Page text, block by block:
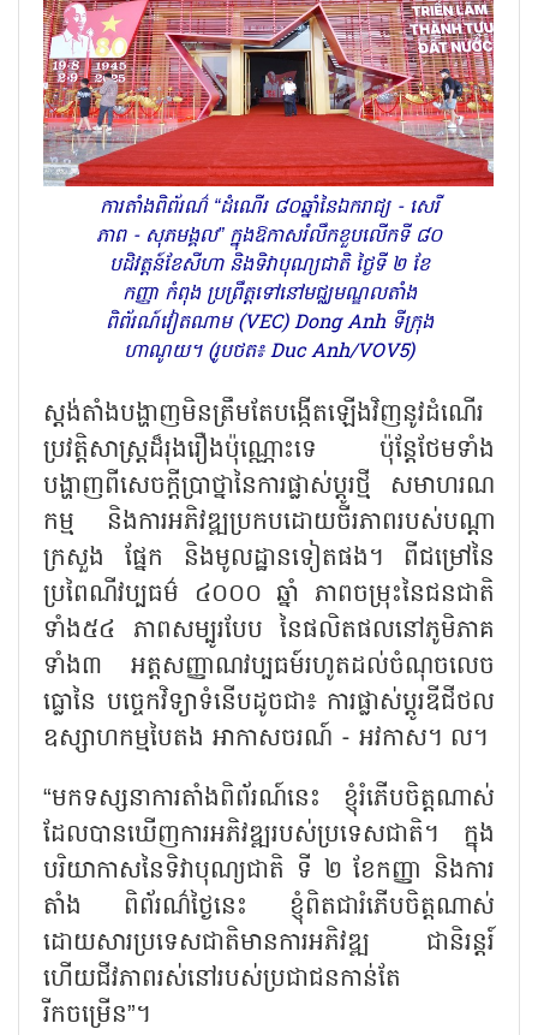
ការតាំងពិព័រណ៌ “ដំណើរ ៨០ឆ្នាំនៃឯករាជ្យ - សេរី
ភាព - សុភមង្គល” ក្នុងឱកាសរំលឹកខួបលើកទី ៨០
បដិវត្តន៍ខែសីហា និងទិវាបុណ្យជាតិ ថ្ងៃទី ២ ខែ
កញ្ញា កំពុង ប្រព្រឹត្តទៅនៅមជ្ឈមណ្ឌលតាំង
ពិព័រណ៍វៀតណាម (VEC) Dong Anh ទីក្រុង
ហាណូយ។ (រូបថត៖ Duc Anh/VOV5)
ស្តង់តាំងបង្ហាញមិនត្រឹមតែបង្កើតឡើងវិញនូវដំណើរ
ប្រវត្តិសាស្ត្រដ៏រុងរឿងប៉ុណ្ណោះទេ ប៉ុន្តែថែមទាំង
បង្ហាញពីសេចក្តីប្រាថ្នានៃការផ្លាស់ប្ដូរថ្មី សមាហរណ
កម្ម និងការអភិវឌ្ឍប្រកបដោយចីរភាពរបស់បណ្ដា
ក្រសួង ផ្នែក និងមូលដ្ឋានទៀតផង។ ពីជម្រៅនៃ
ប្រពៃណីវប្បធម៌ ៤០០០ ឆ្នាំ ភាពចម្រុះនៃជនជាតិ
ទាំង៥៤ ភាពសម្បូរបែប នៃផលិតផលនៅភូមិភាគ
ទាំង៣ អត្តសញ្ញាណវប្បធម៍រហូតដល់ចំណុចលេច
ធ្លោនៃ បច្ចេកវិទ្យាទំនើបដូចជា៖ ការផ្លាស់ប្តូរឌីជីថល
ឧស្សាហកម្មបៃតង អាកាសចរណ៍ - អវកាស។ ល។
“មកទស្សនាការតាំងពិព័រណ៍នេះ ខ្ញុំរំភើបចិត្តណាស់
ដែលបានឃើញការអភិវឌ្ឍរបស់ប្រទេសជាតិ។ ក្នុង
បរិយាកាសនៃទិវាបុណ្យជាតិ ទី ២ ខែកញ្ញា និងការ
តាំង ពិព័រណ៌ថ្ងៃនេះ ខ្ញុំពិតជារំភើបចិត្តណាស់
ដោយសារប្រទេសជាតិមានការអភិវឌ្ឍ ជានិរន្តរ៍
ហើយជីវភាពរស់នៅរបស់ប្រជាជនកាន់តែ
រីកចម្រើន”។